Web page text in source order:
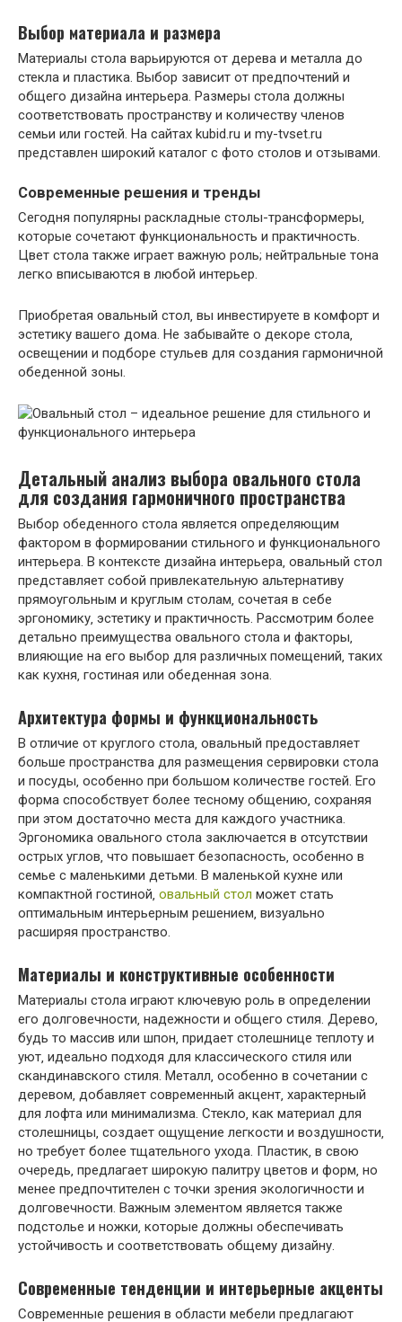
Выбор материала и размера
Материалы стола варьируются от дерева и металла до
стекла и пластика. Выбор зависит от предпочтений и
общего дизайна интерьера. Размеры стола должны
соответствовать пространству и количеству членов
семьи или гостей. На сайтах kubid.ru и my-tvset.ru
представлен широкий каталог с фото столов и отзывами.
Современные решения и тренды
Сегодня популярны раскладные столы-трансформеры‚
которые сочетают функциональность и практичность.
Цвет стола также играет важную роль; нейтральные тона
легко вписываются в любой интерьер.
Приобретая овальный стол‚ вы инвестируете в комфорт и
эстетику вашего дома. Не забывайте о декоре стола‚
освещении и подборе стульев для создания гармоничной
обеденной зоны.
Детальный анализ выбора овального стола
для создания гармоничного пространства
Выбор обеденного стола является определяющим
фактором в формировании стильного и функционального
интерьера. В контексте дизайна интерьера‚ овальный стол
представляет собой привлекательную альтернативу
прямоугольным и круглым столам‚ сочетая в себе
эргономику‚ эстетику и практичность. Рассмотрим более
детально преимущества овального стола и факторы‚
влияющие на его выбор для различных помещений‚ таких
как кухня‚ гостиная или обеденная зона.
Архитектура формы и функциональность
В отличие от круглого стола‚ овальный предоставляет
больше пространства для размещения сервировки стола
и посуды‚ особенно при большом количестве гостей. Его
форма способствует более тесному общению‚ сохраняя
при этом достаточно места для каждого участника.
Эргономика овального стола заключается в отсутствии
острых углов‚ что повышает безопасность‚ особенно в
семье с маленькими детьми. В маленькой кухне или
компактной гостиной‚ овальный стол может стать
оптимальным интерьерным решением‚ визуально
расширяя пространство.
Материалы и конструктивные особенности
Материалы стола играют ключевую роль в определении
его долговечности‚ надежности и общего стиля. Дерево‚
будь то массив или шпон‚ придает столешнице теплоту и
уют‚ идеально подходя для классического стиля или
скандинавского стиля. Металл‚ особенно в сочетании с
деревом‚ добавляет современный акцент‚ характерный
для лофта или минимализма. Стекло‚ как материал для
столешницы‚ создает ощущение легкости и воздушности‚
но требует более тщательного ухода. Пластик‚ в свою
очередь‚ предлагает широкую палитру цветов и форм‚ но
менее предпочтителен с точки зрения экологичности и
долговечности. Важным элементом является также
подстолье и ножки‚ которые должны обеспечивать
устойчивость и соответствовать общему дизайну.
Современные тенденции и интерьерные акценты
Современные решения в области мебели предлагают